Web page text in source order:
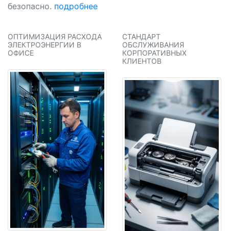
безопасно. подробнее
ОПТИМИЗАЦИЯ РАСХОДА
ЭЛЕКТРОЭНЕРГИИ В
ОФИСЕ
CТАНДАРТ
ОБСЛУЖИВАНИЯ
КОРПОРАТИВНЫХ
КЛИЕНТОВ